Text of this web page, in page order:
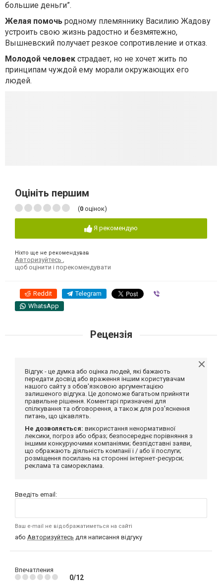
большие деньги”.
Желая помочь родному племяннику Василию Жадову
устроить свою жизнь радостно и безмятежно,
Вышневский получает резкое сопротивление и отказ.
Молодой человек страдает, но не хочет жить по
принципам чуждой ему морали окружающих его
людей.
Оцініть першим
(0 оцінок)
Я рекомендую
Ніхто ще не рекомендував
Авторизуйтесь
щоб оцінити і порекомендувати
Reddit Telegram
WhatsApp
Рецензія
Відгук - це думка або оцінка людей, які бажають
передати досвід або враження іншим користувачам
нашого сайту з обов'язковою аргументацією
залишеного відгука. Це допоможе багатьом прийняти
правильне рішення. Коментарі призначені для
спілкування та обговорення, а також для роз'яснення
питань, що цікавлять.
Не дозволяється: використання ненормативної
лексики, погроз або образ; безпосереднє порівняння з
іншими конкуруючими компаніями; безпідставні заяви,
що ображають діяльність компанії і / або її послуги;
розміщення посилань на сторонні інтернет-ресурси;
реклама та самореклама.
Введіть email:
Ваш e-mail не відображатиметься на сайті
або Авторизуйтесь для написання відгуку
Впечатления
0/12